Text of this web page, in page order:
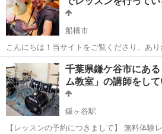
船橋市
こんにちは！当サイトをご覧くださり、あり
ドラム教室の講師、渡辺陽一です。 ホーム
URL→https://ys-musicschool.com/ 渡辺ドラム教室は、初心者の方
や...
千葉 船橋市 ドラム レッスン
千葉県鎌ケ谷市にあ
ム教室」の講師をし
鎌ヶ谷駅
【レッスンの予約につきまして】 無料体験レッスンを経て「固定制」